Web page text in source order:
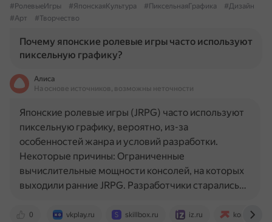
#РолевыеИгры
#ЯпонскаяКультура #ПиксельнаяГрафика
#Дизайн
#Арт
#Творчество
Почему японские ролевые игры часто используют
пиксельную графику?
Алиса
На основе источников, возможны неточности
0 vkplay.ru skillbox.ru iz.ru
Японские ролевые игры (JRPG) часто используют
пиксельную графику, вероятно, из-за
особенностей жанра и условий разработки.
Некоторые причины: Ограниченные
вычислительные мощности консолей, на которых
выходили ранние JRPG. Разработчики старались…